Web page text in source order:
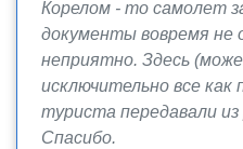
Корелом - то самолет
документы вовремя не
неприятно. Здесь
исключительно все как
туриста передавали из
Спасибо.